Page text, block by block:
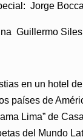
Jorge
Guillermo Siles
en un hotel
países de
Lima” de
del Mundo